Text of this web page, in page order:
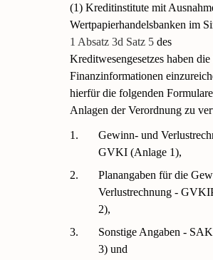
(1) Kreditinstitute mit
Wertpapierhandelsbanken im
1 Absatz 3d Satz 5 des
Kreditwesengesetzes haben
Finanzinformationen
hierfür die folgenden
Anlagen der Verordnung zu
1.
Gewinn- und
GVKI (Anlage 1),
2.
Planangaben für die
Verlustrechnung -
2),
3.
Sonstige Angaben -
3) und